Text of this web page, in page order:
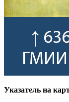
Указатель на